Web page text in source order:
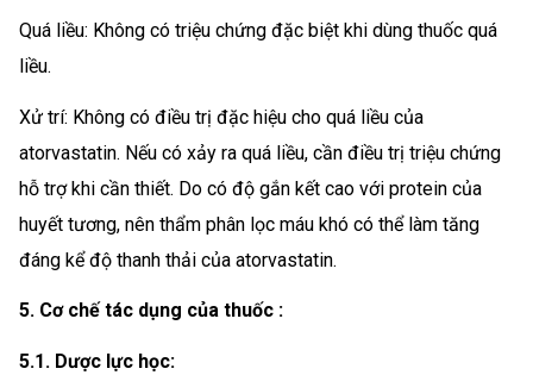
Quá liều: Không có triệu chứng đặc biệt khi dùng thuốc quá
liều.
Xử trí: Không có điều trị đặc hiệu cho quá liều của
atorvastatin. Nếu có xảy ra quá liều, cần điều trị triệu chứng
hỗ trợ khi cần thiết. Do có độ gắn kết cao với protein của
huyết tương, nên thẩm phân lọc máu khó có thể làm tăng
đáng kể độ thanh thải của atorvastatin.
5. Cơ chế tác dụng của thuốc :
5.1. Dược lực học: